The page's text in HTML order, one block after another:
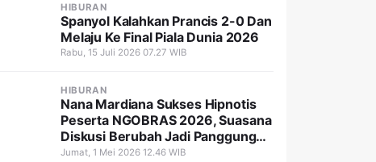
HIBURAN
Spanyol Kalahkan Prancis 2-0 Dan
Melaju Ke Final Piala Dunia 2026
Rabu, 15 Juli 2026 07.27 WIB
HIBURAN
Nana Mardiana Sukses Hipnotis
Peserta NGOBRAS 2026, Suasana
Diskusi Berubah Jadi Panggung
Hiburan
Jumat, 1 Mei 2026 12.46 WIB